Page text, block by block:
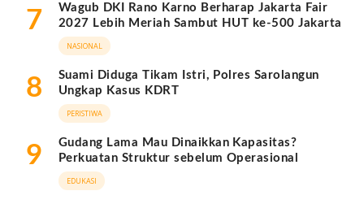
7
Wagub DKI Rano Karno Berharap Jakarta Fair
2027 Lebih Meriah Sambut HUT ke-500 Jakarta
NASIONAL
8
Suami Diduga Tikam Istri, Polres Sarolangun
Ungkap Kasus KDRT
PERISTIWA
9
Gudang Lama Mau Dinaikkan Kapasitas?
Perkuatan Struktur sebelum Operasional
EDUKASI